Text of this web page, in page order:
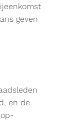
geven
en de